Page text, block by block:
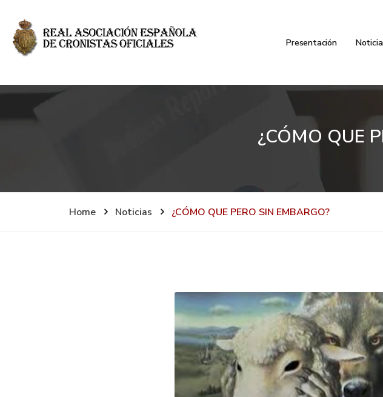
Presentación
¿CÓMO QUE
Home Noticias ¿CÓMO QUE PERO SIN EMBARGO?